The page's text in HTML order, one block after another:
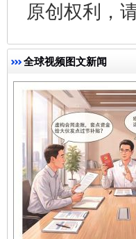
原创权利，
全球视频图文新闻
揭开“小金库”